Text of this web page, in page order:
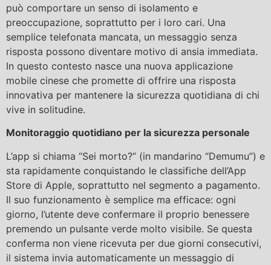
può comportare un senso di isolamento e
preoccupazione, soprattutto per i loro cari. Una
semplice telefonata mancata, un messaggio senza
risposta possono diventare motivo di ansia immediata.
In questo contesto nasce una nuova applicazione
mobile cinese che promette di offrire una risposta
innovativa per mantenere la sicurezza quotidiana di chi
vive in solitudine.
Monitoraggio quotidiano per la sicurezza personale
L’app si chiama “Sei morto?” (in mandarino “Demumu”) e
sta rapidamente conquistando le classifiche dell’App
Store di Apple, soprattutto nel segmento a pagamento.
Il suo funzionamento è semplice ma efficace: ogni
giorno, l’utente deve confermare il proprio benessere
premendo un pulsante verde molto visibile. Se questa
conferma non viene ricevuta per due giorni consecutivi,
il sistema invia automaticamente un messaggio di